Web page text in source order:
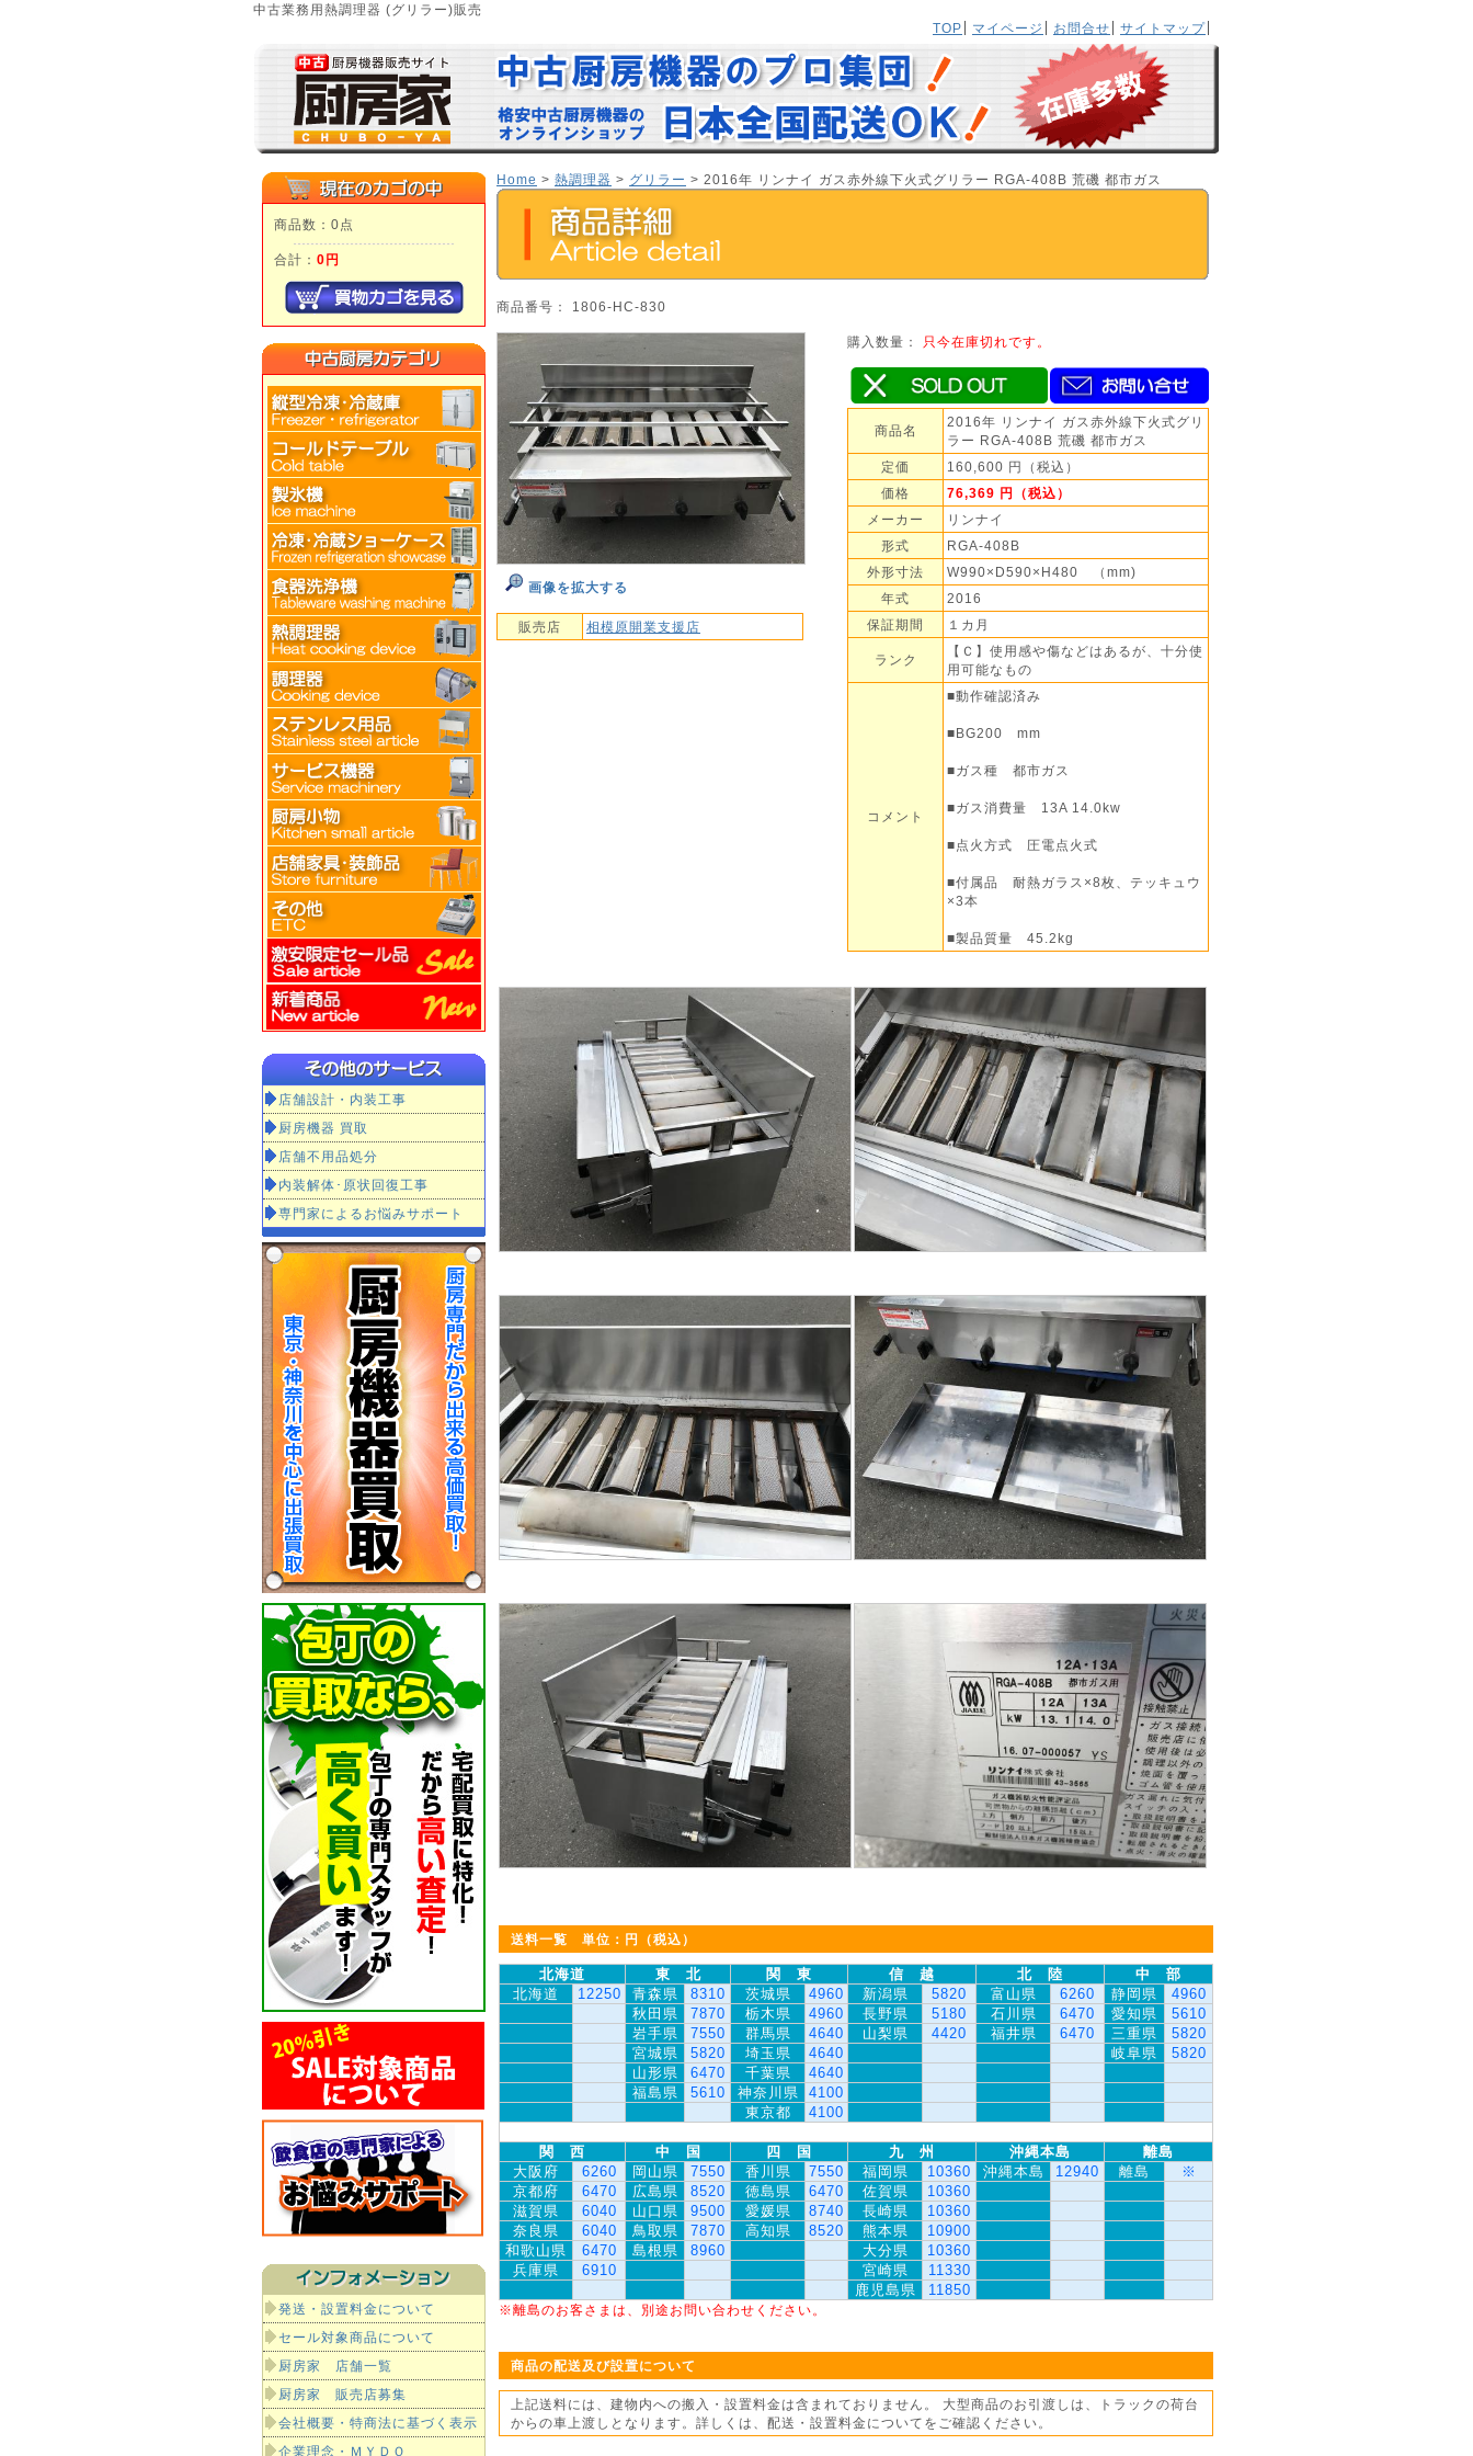
中古業務用熱調理器 (グリラー)販売
TOP
マイページ お問合せ サイトマップ
商品数：0点
合計： 0円
店舗設計・内装工事
厨房機器 買取
店舗不用品処分
内装解体･原状回復工事
専門家によるお悩みサポート
発送・設置料金について
セール対象商品について
厨房家 店舗一覧
厨房家 販売店募集
会社概要・特商法に基づく表示
企業理念・ＭＹＤＯ
Home > 熱調理器 > グリラー > 2016年 リンナイ ガス赤外線下火式グリラー RGA-408B 荒磯 都市ガス
商品番号： 1806-HC-830
画像を拡大する
販売店 相模原開業支援店
購入数量： 只今在庫切れです。
商品名
2016年 リンナイ ガス赤外線下火式グリ
ラー RGA-408B 荒磯 都市ガス
定価
160,600 円（税込）
価格
76,369 円（税込）
メーカー
リンナイ
形式
RGA-408B
外形寸法
W990×D590×H480 （mm)
年式
2016
保証期間
１カ月
ランク
【Ｃ】使用感や傷などはあるが、十分使
用可能なもの
コメント
■動作確認済み
■BG200 mm
■ガス種 都市ガス
■ガス消費量 13A 14.0kw
■点火方式 圧電点火式
■付属品 耐熱ガラス×8枚、テッキュウ
×3本
■製品質量 45.2kg
送料一覧 単位：円（税込）
北海道 東 北 関 東 信 越 北 陸
中 部
北海道
12250 青森県 8310 茨城県 4960 新潟県 5820 富山県 6260 静岡県
4960
秋田県
7870 栃木県 4960 長野県 5180 石川県 6470 愛知県
5610
岩手県
7550 群馬県 4640 山梨県 4420 福井県 6470 三重県
5820
宮城県
5820 埼玉県 4640 岐阜県
5820
山形県
6470 千葉県
4640
福島県
5610 神奈川県
4100
東京都
4100
関 西 中 国 四 国 九 州 沖縄本島
離島
大阪府
6260 岡山県 7550 香川県 7550 福岡県 10360 沖縄本島 12940 離島
※
京都府
6470 広島県 8520 徳島県 6470 佐賀県
10360
滋賀県
6040 山口県 9500 愛媛県 8740 長崎県
10360
奈良県
6040 鳥取県 7870 高知県 8520 熊本県
10900
和歌山県
6470 島根県 8960 大分県
10360
兵庫県
6910 宮崎県
11330
鹿児島県
11850
※離島のお客さまは、別途お問い合わせください。
商品の配送及び設置について
上記送料には、建物内への搬入・設置料金は含まれておりません。 大型商品のお引渡しは、トラックの荷台
からの車上渡しとなります。詳しくは、配送・設置料金についてをご確認ください。